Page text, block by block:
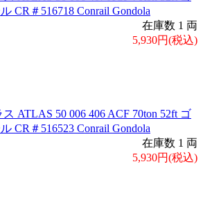
CR＃516718 Conrail Gondola
在庫数 1 両
5,930円(税込)
ATLAS 50 006 406 ACF 70ton 52ft ゴ
CR＃516523 Conrail Gondola
在庫数 1 両
5,930円(税込)